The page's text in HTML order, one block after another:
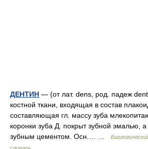
ДЕНТИН — (от лат. dens, род. падеж
костной ткани, входящая в состав
составляющая гл. массу зуба
коронки зуба Д. покрыт зубной эмалью,
зубным цементом. Осн.… …